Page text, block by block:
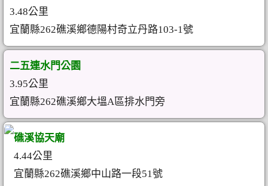
3.48公里
宜蘭縣262礁溪鄉德陽村奇立丹路103-1號
二五連水門公園
3.95公里
宜蘭縣262礁溪鄉大塭A區排水門旁
礁溪協天廟
4.44公里
宜蘭縣262礁溪鄉中山路一段51號